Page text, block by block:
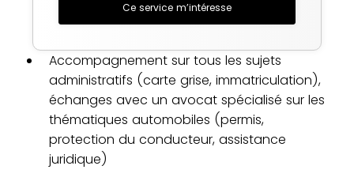
Accompagnement sur tous les sujets
administratifs (carte grise, immatriculation),
échanges avec un avocat spécialisé sur les
thématiques automobiles (permis,
protection du conducteur, assistance
juridique)
Ce service m’intéresse